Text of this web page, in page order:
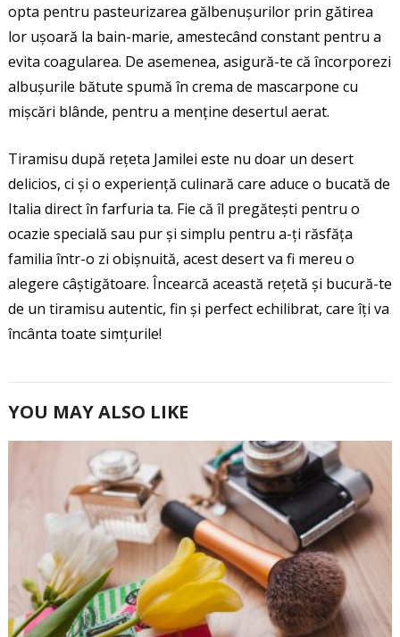
opta pentru pasteurizarea gălbenușurilor prin gătirea
lor ușoară la bain-marie, amestecând constant pentru a
evita coagularea. De asemenea, asigură-te că încorporezi
albușurile bătute spumă în crema de mascarpone cu
mișcări blânde, pentru a menține desertul aerat.
Tiramisu după rețeta Jamilei este nu doar un desert
delicios, ci și o experiență culinară care aduce o bucată de
Italia direct în farfuria ta. Fie că îl pregătești pentru o
ocazie specială sau pur și simplu pentru a-ți răsfăța
familia într-o zi obișnuită, acest desert va fi mereu o
alegere câștigătoare. Încearcă această rețetă și bucură-te
de un tiramisu autentic, fin și perfect echilibrat, care îți va
încânta toate simțurile!
YOU MAY ALSO LIKE